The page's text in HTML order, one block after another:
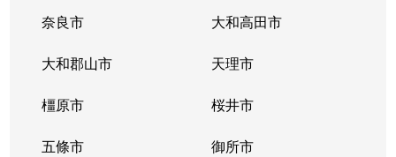
奈良市 大和高田市
大和郡山市 天理市
橿原市 桜井市
五條市 御所市